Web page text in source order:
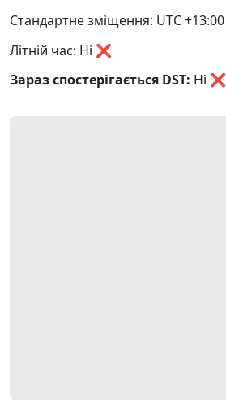
Стандартне зміщення: UTC +13:00
Літній час: Ні ❌
Зараз спостерігається DST: Ні ❌